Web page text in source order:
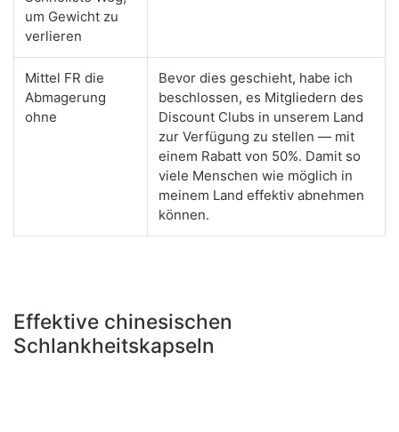
um Gewicht zu
verlieren
Mittel FR die
Abmagerung
ohne
Bevor dies geschieht, habe ich
beschlossen, es Mitgliedern des
Discount Clubs in unserem Land
zur Verfügung zu stellen — mit
einem Rabatt von 50%. Damit so
viele Menschen wie möglich in
meinem Land effektiv abnehmen
können.
Effektive chinesischen
Schlankheitskapseln